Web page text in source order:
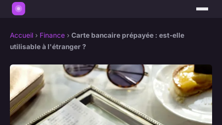
Accueil › Finance › Carte bancaire prépayée : est-elle
utilisable à l'étranger ?